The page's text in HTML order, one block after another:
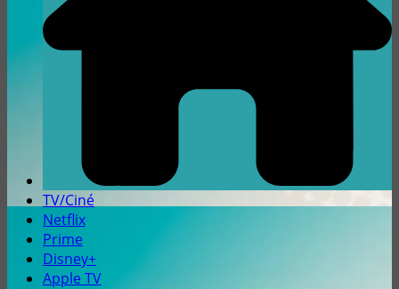
TV/Ciné
Netflix
Prime
Disney+
Apple TV